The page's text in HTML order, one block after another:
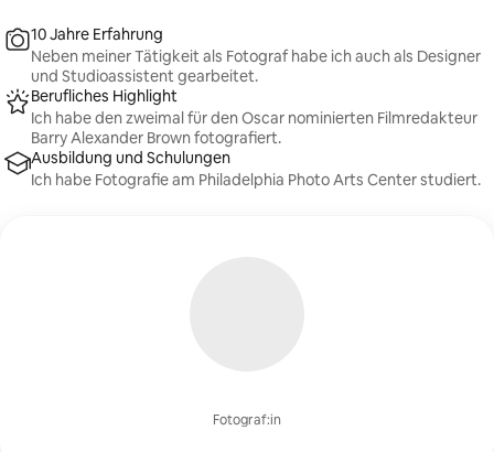
Fotograf:in
10 Jahre Erfahrung
Neben meiner Tätigkeit als Fotograf habe ich auch als Designer
und Studioassistent gearbeitet.
Berufliches Highlight
Ich habe den zweimal für den Oscar nominierten Filmredakteur
Barry Alexander Brown fotografiert.
Ausbildung und Schulungen
Ich habe Fotografie am Philadelphia Photo Arts Center studiert.